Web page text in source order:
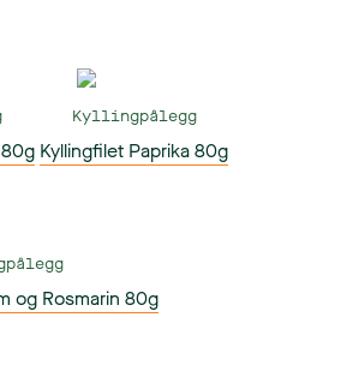
Kyllingpålegg
Kyllingfilet Paprika 80g
og Rosmarin 80g